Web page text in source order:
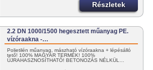
Részletek
2.2 DN 1000/1500 hegesztett műanyag PE.
vízóraakna -…
Polietilén műanyag, mászható vízóraakna + lépésálló
tető! 100% MAGYAR TERMÉK! 100%
ÚJRAHASZNOSÍTHATÓ! BETONOZÁS NÉLKÜL…